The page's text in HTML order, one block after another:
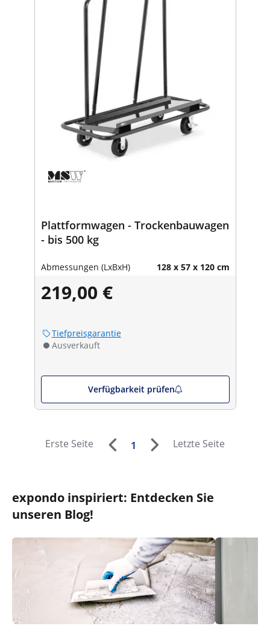
Plattformwagen - Trockenbauwagen
- bis 500 kg
Abmessungen (LxBxH) 128 x 57 x 120 cm
219,00 €
Tiefpreisgarantie
Ausverkauft
Verfügbarkeit prüfen
Erste Seite 1 Letzte Seite
expondo inspiriert: Entdecken Sie
unseren Blog!